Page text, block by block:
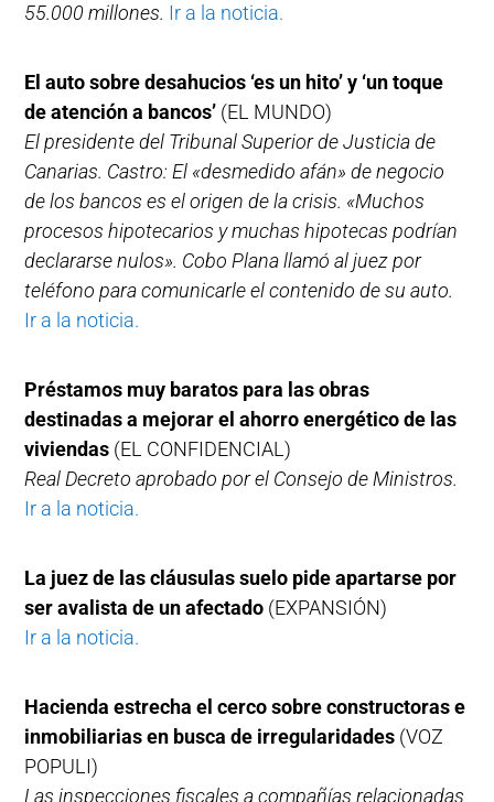
55.000 millones. Ir a la noticia.
El auto sobre desahucios ‘es un hito’ y ‘un toque
de atención a bancos’ (EL MUNDO)
El presidente del Tribunal Superior de Justicia de
Canarias. Castro: El «desmedido afán» de negocio
de los bancos es el origen de la crisis. «Muchos
procesos hipotecarios y muchas hipotecas podrían
declararse nulos». Cobo Plana llamó al juez por
teléfono para comunicarle el contenido de su auto.
Ir a la noticia.
Préstamos muy baratos para las obras
destinadas a mejorar el ahorro energético de las
viviendas (EL CONFIDENCIAL)
Real Decreto aprobado por el Consejo de Ministros.
Ir a la noticia.
La juez de las cláusulas suelo pide apartarse por
ser avalista de un afectado (EXPANSIÓN)
Ir a la noticia.
Hacienda estrecha el cerco sobre constructoras e
inmobiliarias en busca de irregularidades (VOZ
POPULI)
Las inspecciones fiscales a compañías relacionadas